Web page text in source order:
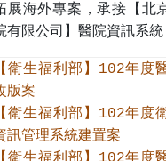
展海外專案，承接【北
有限公司】醫院資訊系統
【衛生福利部】102年度
版案
【衛生福利部】102年度
訊管理系統建置案